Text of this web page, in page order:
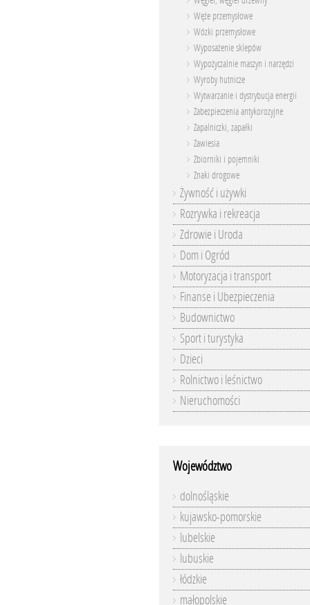
Węże przemysłowe
Wózki przemysłowe
Wyposażenie sklepów
Wypożyczalnie maszyn i narzędzi
Wyroby hutnicze
Wytwarzanie i dystrybucja energii
Zabezpieczenia antykorozyjne
Zapalniczki, zapałki
Zawiesia
Zbiorniki i pojemniki
Znaki drogowe
Żywność i używki
Rozrywka i rekreacja
Zdrowie i Uroda
Dom i Ogród
Motoryzacja i transport
Finanse i Ubezpieczenia
Budownictwo
Sport i turystyka
Dzieci
Rolnictwo i leśnictwo
Nieruchomości
Województwo
dolnośląskie
kujawsko-pomorskie
lubelskie
lubuskie
łódzkie
małopolskie